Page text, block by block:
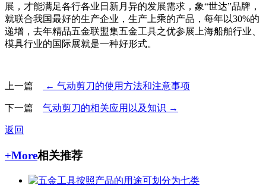
展，才能满足各行各业日新月异的发展需求，象“世达”品牌，
就联合我国最好的生产企业，生产上乘的产品，每年以30%的
递增，去年精品五金联盟集五金工具之优参展上海船舶行业、
模具行业的国际展就是一种好形式。
上一篇 ← 气动剪刀的使用方法和注意事项
下一篇 气动剪刀的相关应用以及知识 →
返回
+More相关推荐